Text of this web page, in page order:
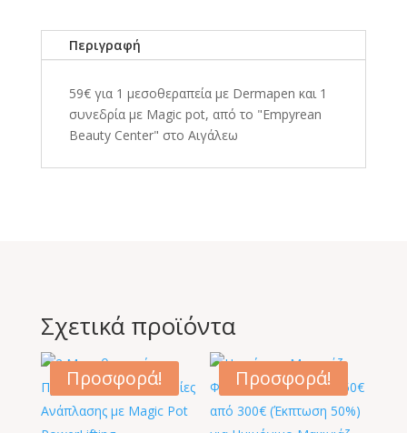
Περιγραφή
59€ για 1 μεσοθεραπεία με Dermapen και 1
συνεδρία με Magic pot, από το "Empyrean
Beauty Center" στο Αιγάλεω
Σχετικά προϊόντα
Προσφορά! Προσφορά!